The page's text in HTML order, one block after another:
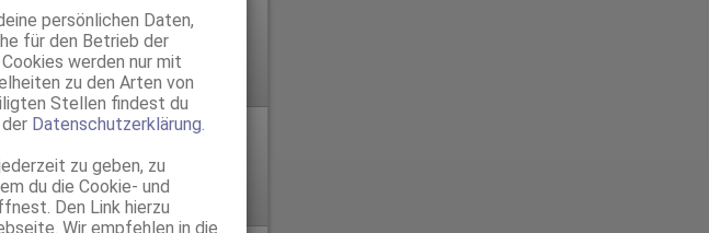
persönlichen Daten,
für den Betrieb der
werden nur mit
zu den Arten von
Stellen findest du
Datenschutzerklärung
zu geben, zu
du die Cookie- und
Den Link hierzu
Wir empfehlen in die
asiatisch
FAa, KBp
asiatisch
Körperküs., ZAa